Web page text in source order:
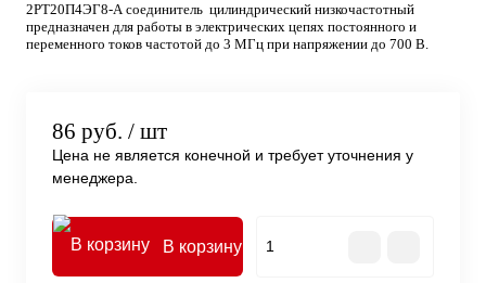
2РТ20П4ЭГ8-А соединитель цилиндрический низкочастотный
предназначен для работы в электрических цепях постоянного и
переменного токов частотой до 3 МГц при напряжении до 700 В.
86 руб. / шт
Цена не является конечной и требует уточнения у
менеджера.
В корзину